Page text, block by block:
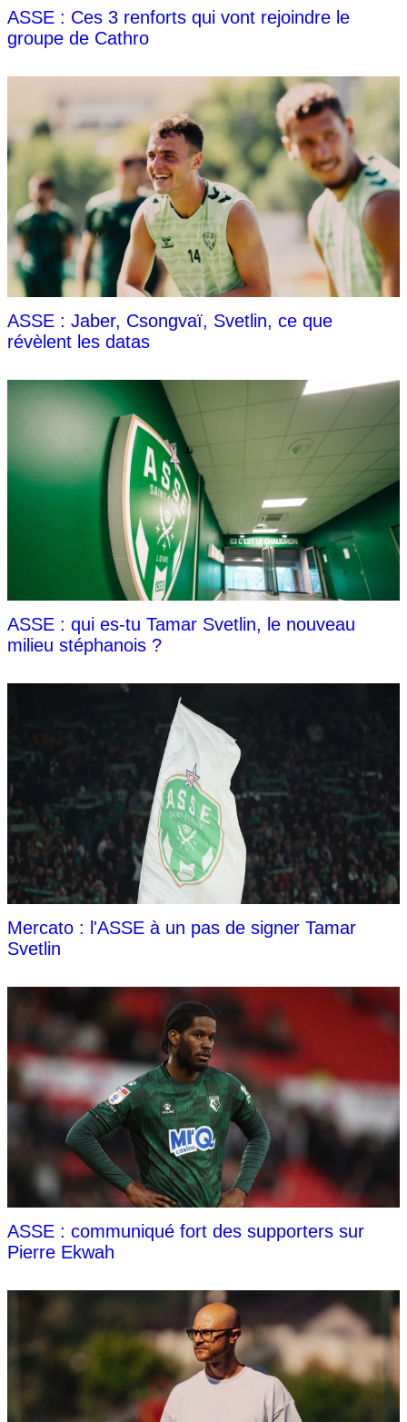
ASSE : Ces 3 renforts qui vont rejoindre le
groupe de Cathro
ASSE : Jaber, Csongvaï, Svetlin, ce que
révèlent les datas
ASSE : qui es-tu Tamar Svetlin, le nouveau
milieu stéphanois ?
Mercato : l'ASSE à un pas de signer Tamar
Svetlin
ASSE : communiqué fort des supporters sur
Pierre Ekwah